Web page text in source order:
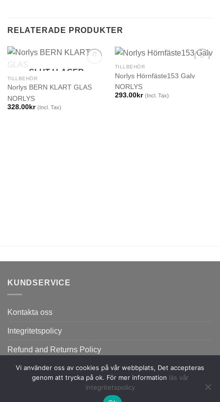
RELATERADE PRODUKTER
SLUT I LAGER
TILLBEHÖR
Norlys BERN KLART GLAS
NORLYS
328.00kr (Incl. Tax)
TILLBEHÖR
Norlys Hörnfäste153 Galv
NORLYS
293.00kr (Incl. Tax)
KUNDSERVICE
Kontakta oss
Integritetspolicy
Refund and Returns Policy
Vi använder oss av cookies på vår webbplats, Det accepteras
genom att trycka på ok. För mer information läs vår
integritetspolicy